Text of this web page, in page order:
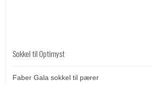
Sokkel til Optimyst
Faber Gala sokkel til pærer